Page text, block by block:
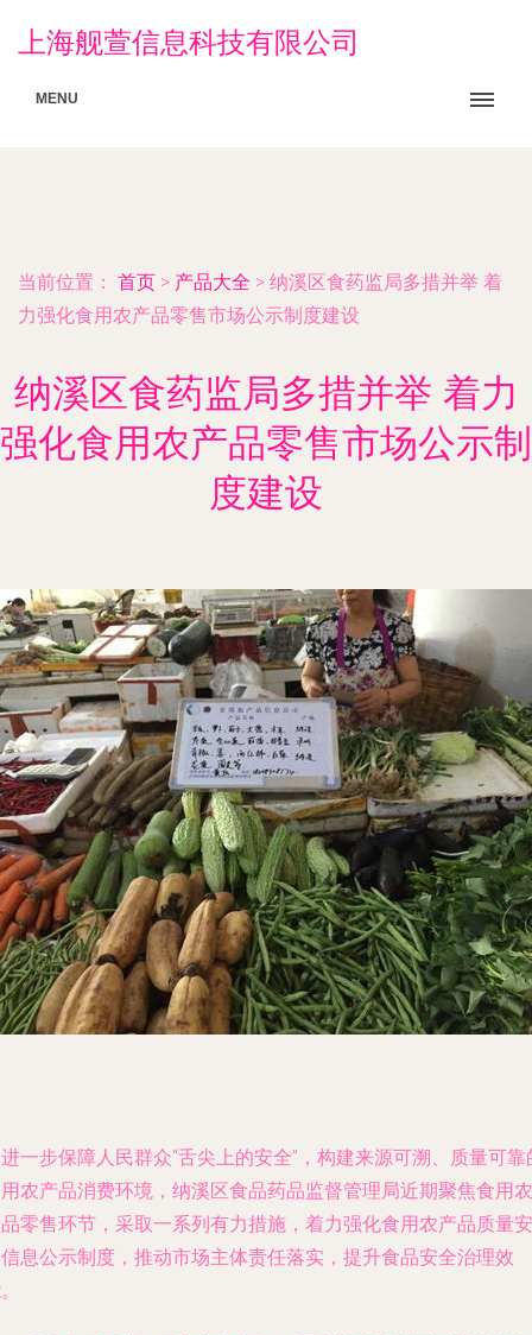
上海舰萱信息科技有限公司
MENU
当前位置： 首页 > 产品大全 > 纳溪区食药监局多措并举 着
力强化食用农产品零售市场公示制度建设
纳溪区食药监局多措并举 着力
强化食用农产品零售市场公示制
度建设
一步保障人民群众“舌尖上的安全”，构建来源可溯、质量可靠
农产品消费环境，纳溪区食品药品监督管理局近期聚焦食用农
零售环节，采取一系列有力措施，着力强化食用农产品质量安
息公示制度，推动市场主体责任落实，提升食品安全治理效